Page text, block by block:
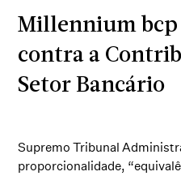
Millennium bcp
contra a
Setor Bancário
Supremo Tribunal
proporcionalidade,